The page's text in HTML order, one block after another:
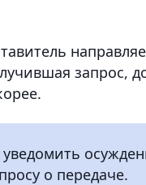
запрос,
о передаче.